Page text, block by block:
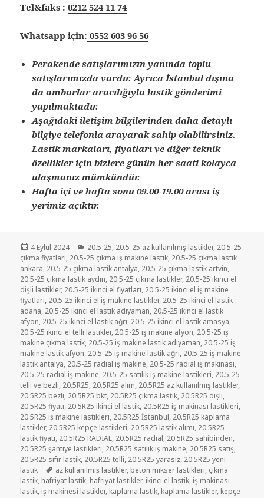
Tel&faks :0212 524 11 74
Whatsapp için: 0552 603 96 56
Perakende satışlarımızın yanında toplu
satışlarımızda vardır. Ayrıca İstanbul dışına
da ambarlar aracılığıyla lastik gönderimi
yapılmaktadır.
Aşağıdaki iletişim bilgilerinden daha detaylı
bilgiye telefonla arayarak sahip olabilirsiniz.
Lastik markaları, fiyatları ve diğer teknik
özellikler için bizlere günün her saati kolayca
ulaşmanız mümkündür.
Hafta içi ve hafta sonu 09.00-19.00 arası iş
yerimiz açıktır.
Yayın
tarihi
4 Eylül 2024 Kategoriler
20.5-25, 20.5-25 az kullanılmış lastikler, 20.5-25
çıkma fiyatları, 20.5-25 çıkma iş makine lastik, 20.5-25 çıkma lastik
ankara, 20.5-25 çıkma lastik antalya, 20.5-25 çıkma lastik artvin,
20.5-25 çıkma lastik aydın, 20.5-25 çıkma lastikler, 20.5-25 ikinci el
dişli lastikler, 20.5-25 ikinci el fiyatları, 20.5-25 ikinci el iş makine
fiyatları, 20.5-25 ikinci el iş makine lastikler, 20.5-25 ikinci el lastik
adana, 20.5-25 ikinci el lastik adıyaman, 20.5-25 ikinci el lastik
afyon, 20.5-25 ikinci el lastik ağrı, 20.5-25 ikinci el lastik amasya,
20.5-25 ikinci el telli lastikler, 20.5-25 iş makine afyon, 20.5-25 iş
makine çıkma lastik, 20.5-25 iş makine lastik adıyaman, 20.5-25 iş
makine lastik afyon, 20.5-25 iş makine lastik ağrı, 20.5-25 iş makine
lastik antalya, 20.5-25 radial iş makine, 20.5-25 radıal iş makinası,
20.5-25 radıal iş makine, 20.5-25 satılık iş makine lastikleri, 20.5-25
telli ve bezli, 20.5R25, 20.5R25 alım, 20.5R25 az kullanılmış lastikler,
20.5R25 bezli, 20.5R25 bkt, 20.5R25 çıkma lastik, 20.5R25 dişli,
20.5R25 fiyatı, 20.5R25 ikinci el lastik, 20.5R25 iş makinası lastikleri,
20.5R25 iş makine lastikleri, 20.5R25 İstanbul, 20.5R25 kaplama
lastikler, 20.5R25 kepçe lastikleri, 20.5R25 lastik alımı, 20.5R25
lastik fiyatı, 20.5R25 RADIAL, 20.5R25 radıal, 20.5R25 sahibinden,
20.5R25 şantiye lastikleri, 20.5R25 satılık iş makine, 20.5R25 satış,
20.5R25 sıfır lastik, 20.5R25 telli, 20.5R25 yarasız, 20.5R25 yeni
lastik
Etiketler
az kullanılmış lastikler, beton mikser lastikleri, çıkma
lastik, hafriyat lastik, hafriyat lastikler, ikinci el lastik, iş makinası
lastik, iş makinesi lastikler, kaplama lastik, kaplama lastikler, kepçe